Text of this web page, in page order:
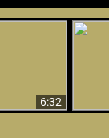
6:32